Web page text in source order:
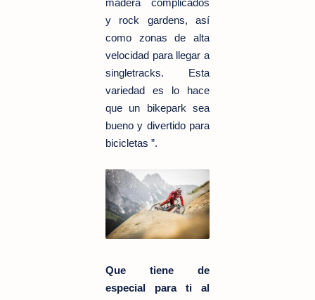
madera complicados
y rock gardens, así
como zonas de alta
velocidad para llegar a
singletracks. Esta
variedad es lo hace
que un bikepark sea
bueno y divertido para
bicicletas ”.
Que tiene de
especial para ti al